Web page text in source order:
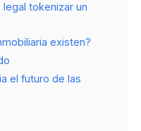
tokenizar un
existen?
el futuro de las